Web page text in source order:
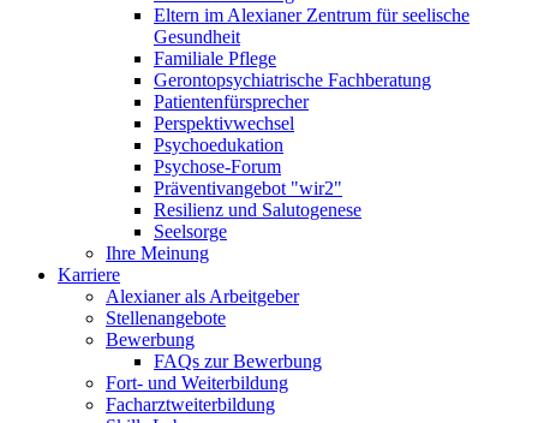
Eltern im Alexianer Zentrum für seelische
Gesundheit
Familiale Pflege
Gerontopsychiatrische Fachberatung
Patientenfürsprecher
Perspektivwechsel
Psychoedukation
Psychose-Forum
Präventivangebot "wir2"
Resilienz und Salutogenese
Seelsorge
Ihre Meinung
Karriere
Alexianer als Arbeitgeber
Stellenangebote
Bewerbung
FAQs zur Bewerbung
Fort- und Weiterbildung
Facharztweiterbildung